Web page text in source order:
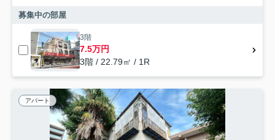
募集中の部屋
3階
7.5万円
3階 / 22.79㎡ / 1R
アパート